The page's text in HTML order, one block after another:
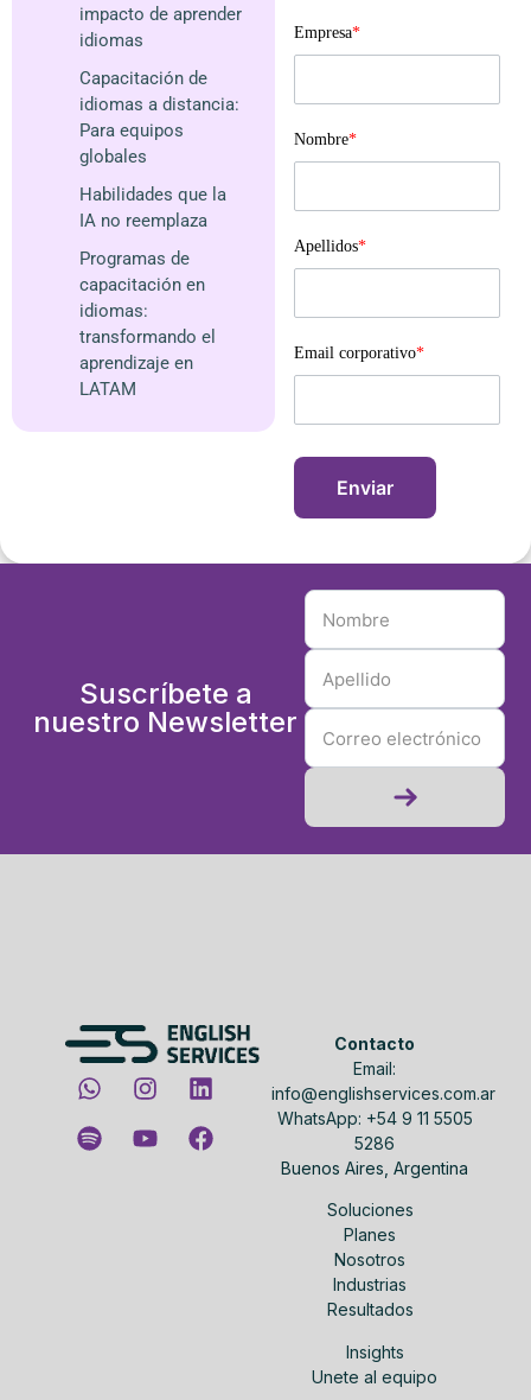
impacto de aprender
idiomas
Capacitación de
idiomas a distancia:
Para equipos
globales
Habilidades que la
IA no reemplaza
Programas de
capacitación en
idiomas:
transformando el
aprendizaje en
LATAM
Empresa*
Nombre*
Apellidos*
Email corporativo*
Suscríbete a
nuestro Newsletter
Contacto
Email:
info@englishservices.com.ar
WhatsApp: +54 9 11 5505
5286
Buenos Aires, Argentina
Soluciones
Planes
Nosotros
Industrias
Resultados
Insights
Unete al equipo